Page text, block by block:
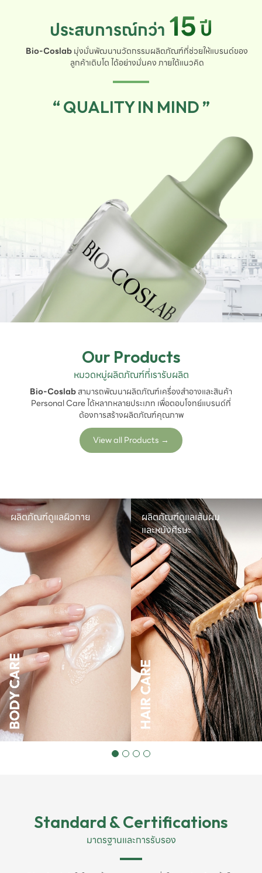
ประสบการณ์กว่า 15ปี
Bio-Coslabมุ่งมั่นพัฒนานวัตกรรมผลิตภัณฑ์ที่ช่วยให้แบรนด์ของ
ลูกค้าเติบโต ได้อย่างมั่นคง ภายใต้แนวคิด
“ QUALITY IN MIND ”
Our Products
หมวดหมู่ผลิตภัณฑ์ที่เรารับผลิต
Bio-Coslabสามารถพัฒนาผลิตภัณฑ์เครื่องสำอางและสินค้า
Personal Care ได้หลากหลายประเภท เพื่อตอบโจทย์แบรนด์ที่
ต้องการสร้างผลิตภัณฑ์คุณภาพ
View all Products →
ผลิตภัณฑ์ดูแลผิวกาย
ผลิตภัณฑ์ดูแลเส้นผม
และหนังศีรษะ
Standard & Certifications
มาตรฐานและการรับรอง